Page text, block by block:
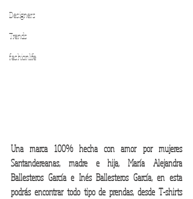
Designers
Trends
fashionlife
Una marca 100% hecha con amor por mujeres
Santandereanas, madre e hija, María Alejandra
Ballesteros García e Inés Ballesteros García, en esta
podrás encontrar todo tipo de prendas, desde T-shirts